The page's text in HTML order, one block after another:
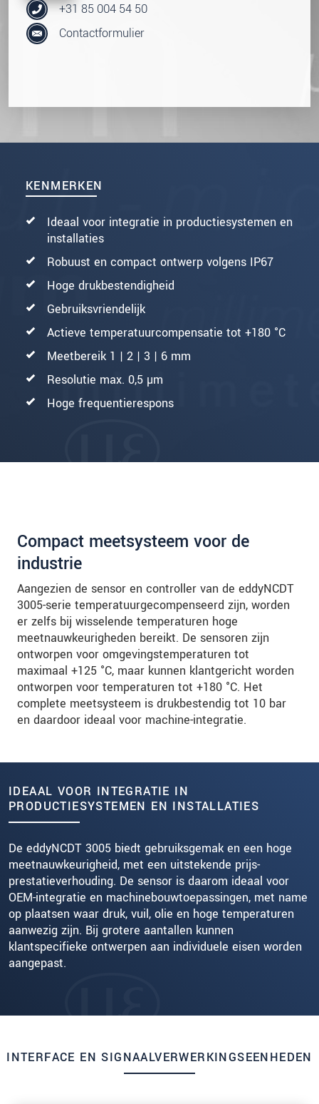
KENMERKEN
Ideaal voor integratie in productiesystemen en
installaties
Robuust en compact ontwerp volgens IP67
Hoge drukbestendigheid
Gebruiksvriendelijk
Actieve temperatuurcompensatie tot +180 °C
Meetbereik 1 | 2 | 3 | 6 mm
Resolutie max. 0,5 µm
Hoge frequentierespons
+31 85 004 54 50
Contactformulier
Compact meetsysteem voor de
industrie
Aangezien de sensor en controller van de eddyNCDT
3005-serie temperatuurgecompenseerd zijn, worden
er zelfs bij wisselende temperaturen hoge
meetnauwkeurigheden bereikt. De sensoren zijn
ontworpen voor omgevingstemperaturen tot
maximaal +125 °C, maar kunnen klantgericht worden
ontworpen voor temperaturen tot +180 °C. Het
complete meetsysteem is drukbestendig tot 10 bar
en daardoor ideaal voor machine-integratie.
IDEAAL VOOR INTEGRATIE IN
PRODUCTIESYSTEMEN EN INSTALLATIES
De eddyNCDT 3005 biedt gebruiksgemak en een hoge
meetnauwkeurigheid, met een uitstekende prijs-
prestatieverhouding. De sensor is daarom ideaal voor
OEM-integratie en machinebouwtoepassingen, met name
op plaatsen waar druk, vuil, olie en hoge temperaturen
aanwezig zijn. Bij grotere aantallen kunnen
klantspecifieke ontwerpen aan individuele eisen worden
aangepast.
INTERFACE EN SIGNAALVERWERKINGSEENHEDEN